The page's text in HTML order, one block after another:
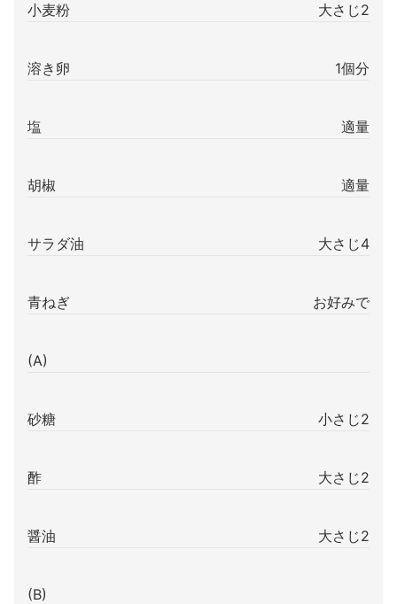
小麦粉 大さじ2
溶き卵 1個分
塩 適量
胡椒 適量
サラダ油 大さじ4
青ねぎ お好みで
(A)
砂糖 小さじ2
酢 大さじ2
醤油 大さじ2
(B)